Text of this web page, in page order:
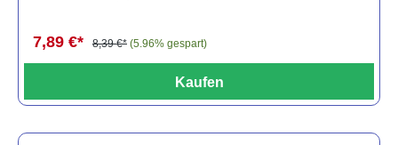
7,89 €* 8,39 €* (5.96% gespart)
Kaufen